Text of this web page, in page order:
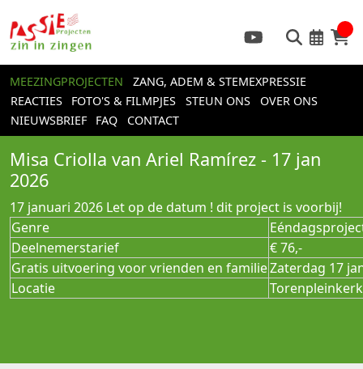
MEEZINGPROJECTEN
ZANG, ADEM & STEMEXPRESSIE
REACTIES
FOTO'S & FILMPJES STEUN ONS
OVER ONS
NIEUWSBRIEF
FAQ CONTACT
Misa Criolla van Ariel Ramírez - 17 jan
2026
17 januari 2026 Let op de datum ! dit project is voorbij!
Genre
Deelnemerstarief
€ 76,-
Gratis uitvoering voor vrienden en familieZaterdag 17
Locatie